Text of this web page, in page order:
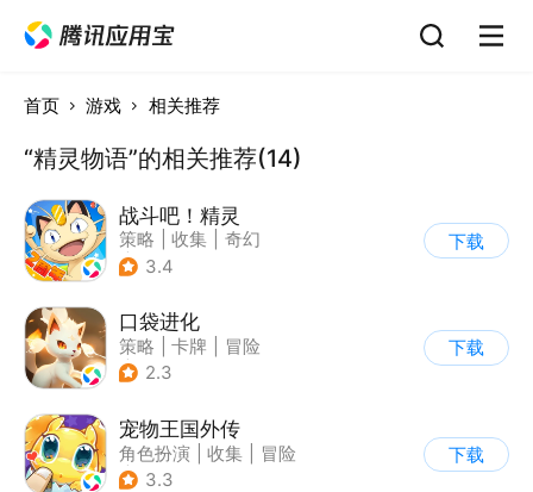
首页 游戏 相关推荐
“精灵物语”的相关推荐(14)
战斗吧！精灵
策略 收集
奇幻
| 宠物
3.4
下载
口袋进化
策略 卡牌
冒险
| 精灵宝可梦
2.3
下载
宠物王国外传
角色扮演 收集
冒险
| 宠物
3.3
下载